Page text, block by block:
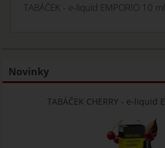
TABÁČEK - e-liquid EMPORIO 10 ml
Novinky
TABÁČEK CHERRY - e-liquid